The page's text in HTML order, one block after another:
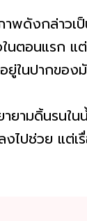
พดังกล่าว
นตอนแรก
ยู่ในปากของ
ามดิ้นรนใ
ปช่วย แต่เ